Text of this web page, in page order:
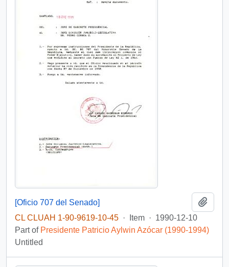
[Oficio 707 del Senado]
CL CLUAH 1-90-9619-10-45 · Item · 1990-12-10
Part of Presidente Patricio Aylwin Azócar (1990-1994)
Untitled